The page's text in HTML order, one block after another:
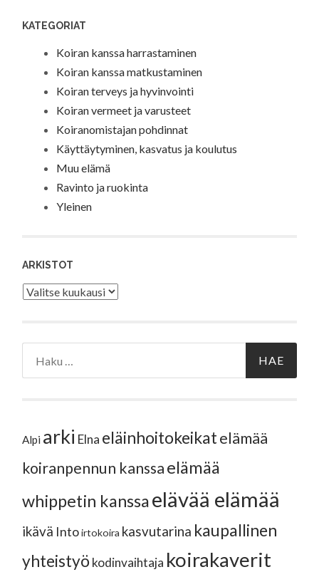
KATEGORIAT
Koiran kanssa harrastaminen
Koiran kanssa matkustaminen
Koiran terveys ja hyvinvointi
Koiran vermeet ja varusteet
Koiranomistajan pohdinnat
Käyttäytyminen, kasvatus ja koulutus
Muu elämä
Ravinto ja ruokinta
Yleinen
ARKISTOT
Arkistot
Alpi arki Elna eläinhoitokeikatelämää
koiranpennun kanssaelämää
whippetin kanssaelävää elämää
ikävä Intoirtokoira kasvutarina kaupallinen
yhteistyö kodinvaihtaja koirakaverit